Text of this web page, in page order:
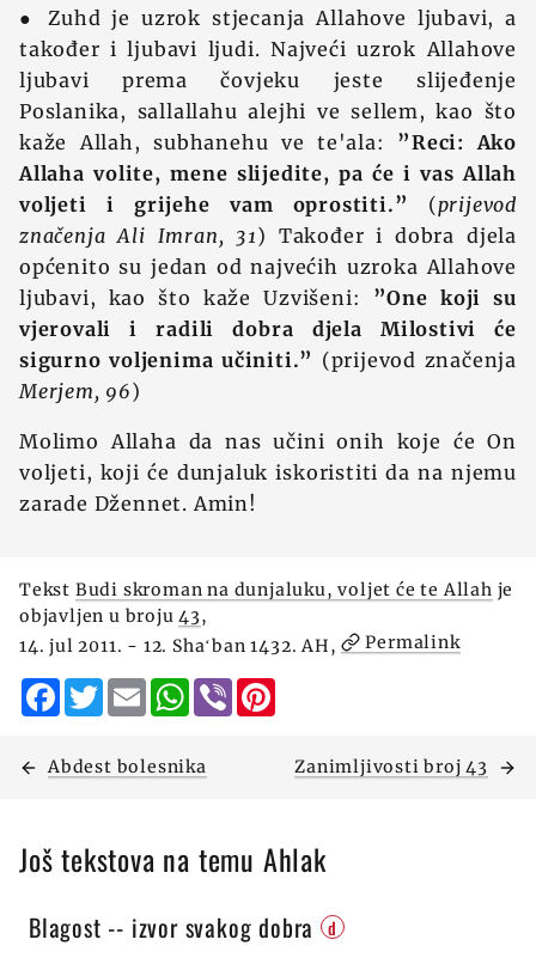
● Zuhd je uzrok stjecanja Allahove ljubavi, a
također i ljubavi ljudi. Najveći uzrok Allahove
ljubavi prema čovjeku jeste slijeđenje
Poslanika, sallallahu alejhi ve sellem, kao što
kaže Allah, subhanehu ve te'ala: ”Reci: Ako
Allaha volite, mene slijedite, pa će i vas Allah
voljeti i grijehe vam oprostiti.”
(prijevod
značenja Ali Imran, 31) Također i dobra djela
općenito su jedan od najvećih uzroka Allahove
ljubavi, kao što kaže Uzvišeni: ”One koji su
vjerovali i radili dobra djela Milostivi će
sigurno voljenima učiniti.” (prijevod značenja
Merjem, 96)
Molimo Allaha da nas učini onih koje će On
voljeti, koji će dunjaluk iskoristiti da na njemu
zarade Džennet. Amin!
Tekst Budi skroman na dunjaluku, voljet će te Allah je
objavljen u broju43,
14. jul 2011. - 12. Shaʻban 1432. AH,
Permalink
Facebook
TwitterEmailWhatsApp
Viber
Abdest bolesnika Zanimljivosti broj 43
Još tekstova na temu Ahlak
Blagost -- izvor svakog dobra d